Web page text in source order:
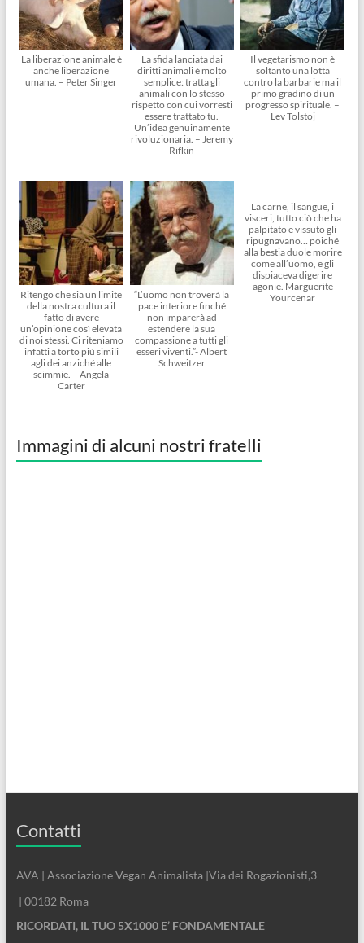
La liberazione animale è
anche liberazione
umana. – Peter Singer
La sfida lanciata dai
diritti animali è molto
semplice: tratta gli
animali con lo stesso
rispetto con cui vorresti
essere trattato tu.
Un’idea genuinamente
rivoluzionaria. – Jeremy
Rifkin
Il vegetarismo non è
soltanto una lotta
contro la barbarie ma il
primo gradino di un
progresso spirituale. –
Lev Tolstoj
Ritengo che sia un limite
della nostra cultura il
fatto di avere
un’opinione così elevata
di noi stessi. Ci riteniamo
infatti a torto più simili
agli dei anziché alle
scimmie. – Angela
Carter
“L’uomo non troverà la
pace interiore finché
non imparerà ad
estendere la sua
compassione a tutti gli
esseri viventi.”- Albert
Schweitzer
La carne, il sangue, i
visceri, tutto ciò che ha
palpitato e vissuto gli
ripugnavano… poiché
alla bestia duole morire
come all’uomo, e gli
dispiaceva digerire
agonie. Marguerite
Yourcenar
Immagini di alcuni nostri fratelli
Contatti
AVA | Associazione Vegan Animalista |Via dei Rogazionisti,3
| 00182 Roma
RICORDATI, IL TUO 5X1000 E’ FONDAMENTALE